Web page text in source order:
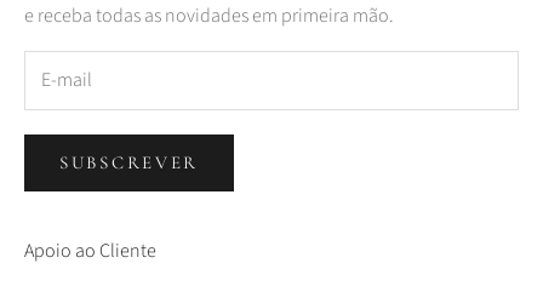
e receba todas as novidades em primeira mão.
SUBSCREVER
Apoio ao Cliente